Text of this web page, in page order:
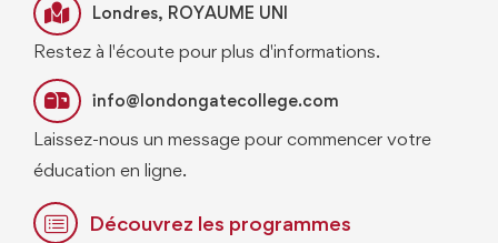
Londres, ROYAUME UNI
Restez à l'écoute pour plus d'informations.
info@londongatecollege.com
Laissez-nous un message pour commencer votre
éducation en ligne.
Découvrez les programmes